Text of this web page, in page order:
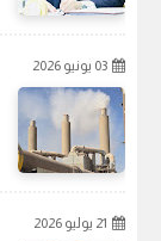
03 يونيو 2026
21 يوليو 2026